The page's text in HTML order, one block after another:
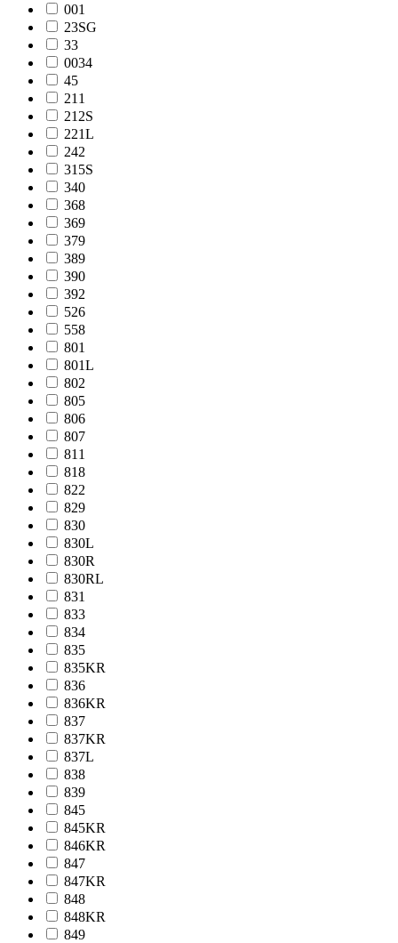
001
23SG
33
0034
45
211
212S
221L
242
315S
340
368
369
379
389
390
392
526
558
801
801L
802
805
806
807
811
818
822
829
830
830L
830R
830RL
831
833
834
835
835KR
836
836KR
837
837KR
837L
838
839
845
845KR
846KR
847
847KR
848
848KR
849